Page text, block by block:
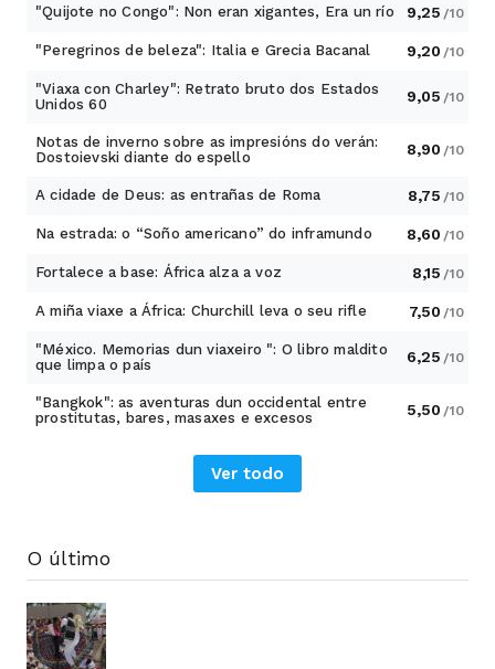
"Quijote no Congo": Non eran xigantes, Era un río 9,25 /10
"Peregrinos de beleza": Italia e Grecia Bacanal 9,20 /10
"Viaxa con Charley": Retrato bruto dos Estados
Unidos 60
9,05 /10
Notas de inverno sobre as impresións do verán:
Dostoievski diante do espello
8,90 /10
A cidade de Deus: as entrañas de Roma 8,75 /10
Na estrada: o “Soño americano” do inframundo 8,60 /10
Fortalece a base: África alza a voz 8,15 /10
A miña viaxe a África: Churchill leva o seu rifle 7,50 /10
"México. Memorias dun viaxeiro ": O libro maldito
que limpa o país
6,25 /10
"Bangkok": as aventuras dun occidental entre
prostitutas, bares, masaxes e excesos
5,50 /10
Ver todo
O último